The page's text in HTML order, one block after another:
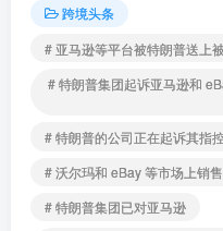
跨境头条
# 亚马逊等平台被特朗普送上
# 特朗普集团起诉亚马逊和
# 特朗普的公司正在起诉其指
# 沃尔玛和 eBay 等市场上销
# 特朗普集团已对亚马逊